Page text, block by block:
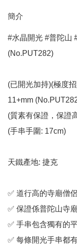
簡介
#水晶開光 #普陀山
(No.PUT282)
(已開光加持)(極度
11+mm
(質素有保證，保證
(手串手圍: 17cm)
天鐵產地: 捷克
✅️ 道行高的寺廟僧
✅️ 保證係普陀山寺
✅️ 手串包含獨有的
✅️ 每條開光手串都